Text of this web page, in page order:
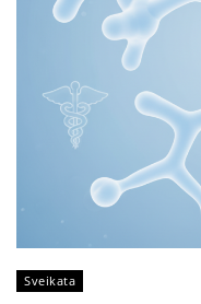
Sveikata